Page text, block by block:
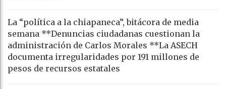
La “política a la chiapaneca”, bitácora de media
semana **Denuncias ciudadanas cuestionan la
administración de Carlos Morales **La ASECH
documenta irregularidades por 191 millones de
pesos de recursos estatales